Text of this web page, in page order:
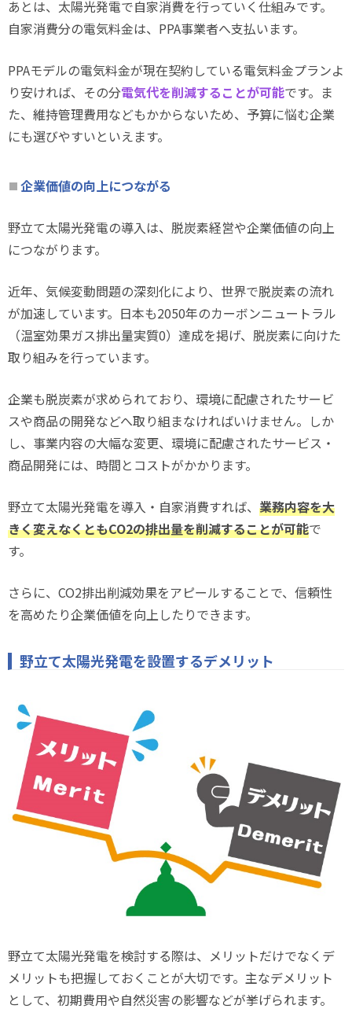
あとは、太陽光発電で自家消費を行っていく仕組みです。
自家消費分の電気料金は、PPA事業者へ支払います。
PPAモデルの電気料金が現在契約している電気料金プランよ
り安ければ、その分電気代を削減することが可能です。ま
た、維持管理費用などもかからないため、予算に悩む企業
にも選びやすいといえます。
企業価値の向上につながる
野立て太陽光発電の導入は、脱炭素経営や企業価値の向上
につながります。
近年、気候変動問題の深刻化により、世界で脱炭素の流れ
が加速しています。日本も2050年のカーボンニュートラル
（温室効果ガス排出量実質0）達成を掲げ、脱炭素に向けた
取り組みを行っています。
企業も脱炭素が求められており、環境に配慮されたサービ
スや商品の開発などへ取り組まなければいけません。しか
し、事業内容の大幅な変更、環境に配慮されたサービス・
商品開発には、時間とコストがかかります。
野立て太陽光発電を導入・自家消費すれば、 業務内容を大
きく変えなくともCO2の排出量を削減することが可能で
す。
さらに、CO2排出削減効果をアピールすることで、信頼性
を高めたり企業価値を向上したりできます。
野立て太陽光発電を設置するデメリット
野立て太陽光発電を検討する際は、メリットだけでなくデ
メリットも把握しておくことが大切です。主なデメリット
として、初期費用や自然災害の影響などが挙げられます。